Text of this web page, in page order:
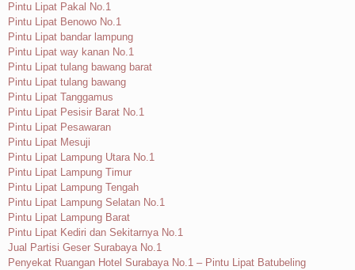
Pintu Lipat Pakal No.1
Pintu Lipat Benowo No.1
Pintu Lipat bandar lampung
Pintu Lipat way kanan No.1
Pintu Lipat tulang bawang barat
Pintu Lipat tulang bawang
Pintu Lipat Tanggamus
Pintu Lipat Pesisir Barat No.1
Pintu Lipat Pesawaran
Pintu Lipat Mesuji
Pintu Lipat Lampung Utara No.1
Pintu Lipat Lampung Timur
Pintu Lipat Lampung Tengah
Pintu Lipat Lampung Selatan No.1
Pintu Lipat Lampung Barat
Pintu Lipat Kediri dan Sekitarnya No.1
Jual Partisi Geser Surabaya No.1
Penyekat Ruangan Hotel Surabaya No.1 – Pintu Lipat Batubeling